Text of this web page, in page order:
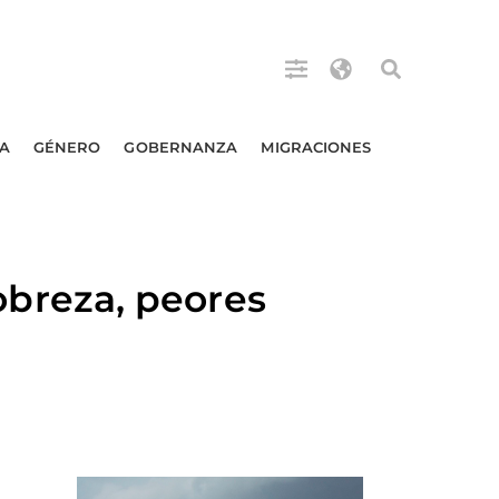
GÉNERO GOBERNANZA MIGRACIONES
peores